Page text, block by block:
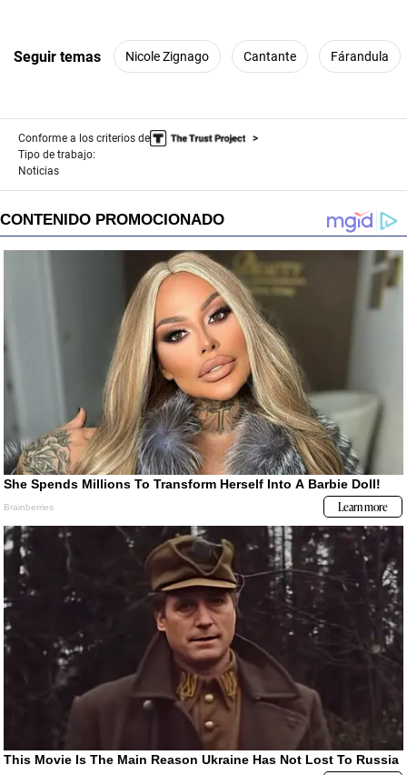
Seguir temas Nicole Zignago Cantante Fárandula
Conforme a los criterios de
Tipo de trabajo:
Noticias